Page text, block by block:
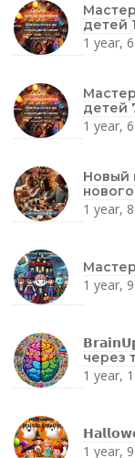
детей
1 year,
детей
1 year,
Новый
1 year,
1 year,
через
1 year,
1 year,